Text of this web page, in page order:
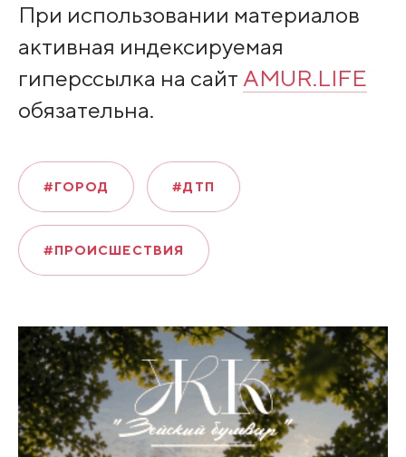
При использовании материалов
активная индексируемая
гиперссылка на сайт AMUR.LIFE
обязательна.
#ГОРОД #ДТП
#ПРОИСШЕСТВИЯ